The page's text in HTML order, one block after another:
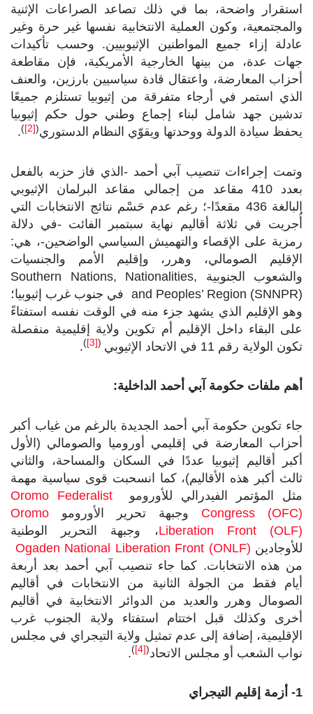
استقرار واضحة، بما في ذلك تصاعد الصراعات الإثنية
والمجتمعية، وكون العملية الانتخابية نفسها غير حرة وغير
عادلة إزاء جميع المواطنين الإثيوبيين. وحسب تأكيدات
جهات عدة، من بينها الخارجية الأمريكية، فإن مقاطعة
أحزاب المعارضة، واعتقال قادة سياسيين بارزين، والعنف
الذي استمر في أرجاء متفرقة من إثيوبيا تستلزم جميعًا
تدشين جهد شامل لبناء إجماع وطني حول حكم إثيوبيا
يحفظ سيادة الدولة ووحدتها ويقوّي النظام الدستوري(
[2]
)
.
وتمت إجراءات تنصيب آبي أحمد -الذي فاز حزبه بالفعل
بعدد 410 مقاعد من إجمالي مقاعد البرلمان الإثيوبي
البالغة 436 مقعدًا-؛ رغم عدم حَسْم نتائج الانتخابات التي
أُجريت في ثلاثة أقاليم نهاية سبتمبر الفائت -في دلالة
رمزية على الإقصاء والتهميش السياسي الواضحين-، هي:
الإقليم الصومالي، وهرر، وإقليم الأمم والجنسيات
والشعوب الجنوبية Southern Nations, Nationalities,
and Peoples’ Region (SNNPR) في جنوب غرب إثيوبيا؛
وهو الإقليم الذي يشهد جزء منه في الوقت نفسه استفتاءً
على البقاء داخل الإقليم أم تكوين ولاية إقليمية منفصلة
تكون الولاية رقم 11 في الاتحاد الإثيوبي
(
[3]
)
.
أهم ملفات حكومة آبي أحمد الداخلية:
جاء تكوين حكومة آبي أحمد الجديدة بالرغم من غياب أكبر
أحزاب المعارضة في إقليمي أوروميا والصومالي (الأول
أكبر أقاليم إثيوبيا عددًا في السكان والمساحة، والثاني
ثالث أكبر هذه الأقاليم)، كما انسحبت قوى سياسية مهمة
مثل المؤتمر الفيدرالي للأورومو Oromo Federalist
Congress (OFC) وجبهة تحرير الأورومو Oromo
Liberation Front (OLF)، وجبهة التحرير الوطنية
للأوجادين Ogaden National Liberation Front (ONLF)
من هذه الانتخابات. كما جاء تنصيب آبي أحمد بعد أربعة
أيام فقط من الجولة الثانية من الانتخابات في أقاليم
الصومال وهرر والعديد من الدوائر الانتخابية في أقاليم
أخرى وكذلك قبل اختتام استفتاء ولاية الجنوب غرب
الإقليمية، إضافة إلى عدم تمثيل ولاية التيجراي في مجلس
نواب الشعب أو مجلس الاتحاد(
[4]
)
.
1- أزمة إقليم التيجراي